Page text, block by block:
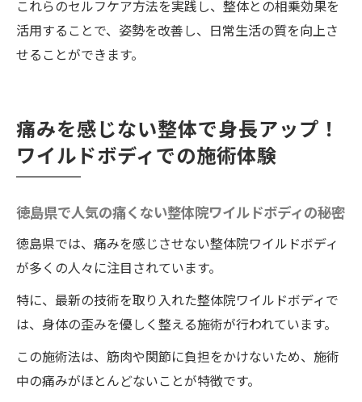
整体院ワイルドボディの利用者の声を集め
て
態の事例
痛くない整体で安心！徳島の整体院ワイルドボ
整体院ワイルドボディでの施術の流れ
痛みを最小限に抑える技術
施術前後のカウンセリングの重要性
リラックスできる施術環境の紹介
痛くない施術を選ぶ理由
これらのセルフケア方法を実践し、整体との相乗効果を
活用することで、姿勢を改善し、日常生活の質を向上さ
せることができます。
痛みを感じない整体で身長アップ！
ワイルドボディでの施術体験
徳島県で人気の痛くない整体院ワイルドボディの秘密
徳島県では、痛みを感じさせない整体院ワイルドボディ
が多くの人々に注目されています。
特に、最新の技術を取り入れた整体院ワイルドボディで
は、身体の歪みを優しく整える施術が行われています。
この施術法は、筋肉や関節に負担をかけないため、施術
中の痛みがほとんどないことが特徴です。